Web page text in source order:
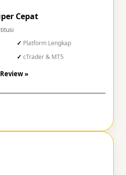
Cepat
Platform Lengkap
cTrader & MT5
»